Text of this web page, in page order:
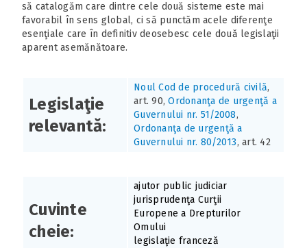
să catalogăm care dintre cele două sisteme este mai
favorabil în sens global, ci să punctăm acele diferenţe
esenţiale care în definitiv deosebesc cele două legislaţii
aparent asemănătoare.
Legislaţie
relevantă:
Noul Cod de procedură civilă,
art. 90,Ordonanţa de urgenţă a
Guvernului nr. 51/2008,
Ordonanţa de urgenţă a
Guvernului nr. 80/2013, art. 42
Cuvinte
cheie:
ajutor public judiciar
jurisprudenţa Curţii
Europene a Drepturilor
Omului
legislaţie franceză